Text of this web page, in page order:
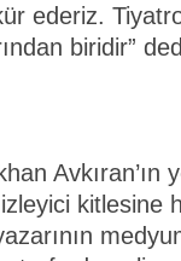
ederiz.
biridir”
kitlesine